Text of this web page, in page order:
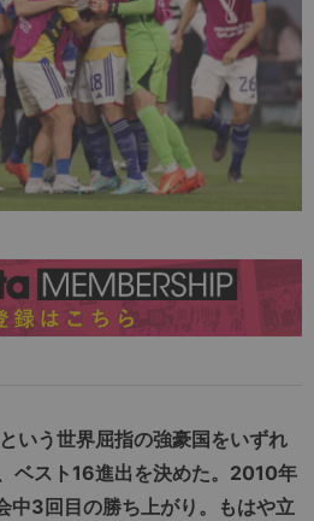
いう世界屈指の強豪国をいずれ
ベスト16進出を決めた。2010年
中3回目の勝ち上がり。もはや立